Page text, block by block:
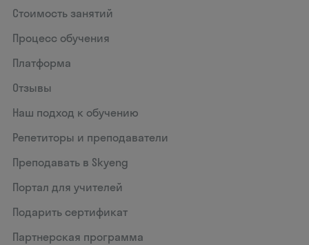
Стоимость занятий
Процесс обучения
Платформа
Отзывы
Наш подход к обучению
Репетиторы и преподаватели
Преподавать в Skyeng
Портал для учителей
Подарить сертификат
Партнерская программа